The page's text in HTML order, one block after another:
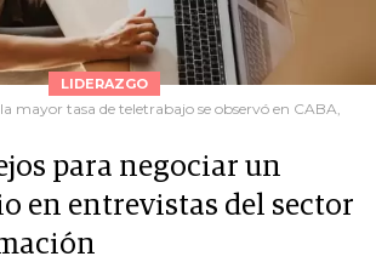
LIDERAZGO
mayor tasa de teletrabajo se observó en CABA,
para negociar un
en entrevistas del sector